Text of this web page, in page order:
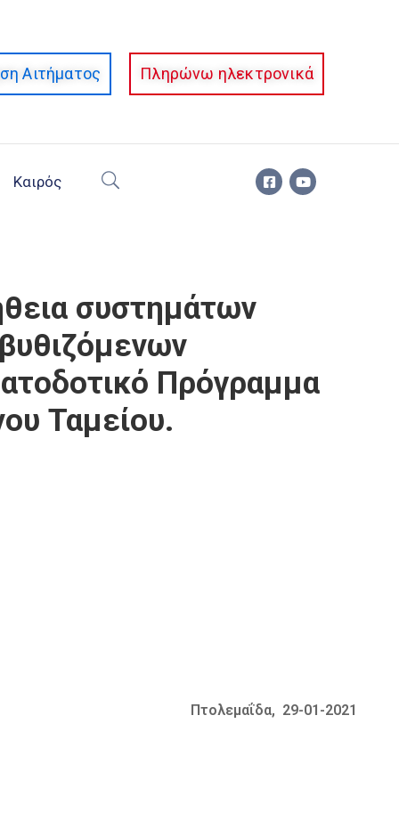
Αιτήματος Πληρώνω ηλεκτρονικά
Καιρός
συστημάτων
Πρόγραμμα
Ταμείου.
Πτολεμαΐδα, 29-01-2021